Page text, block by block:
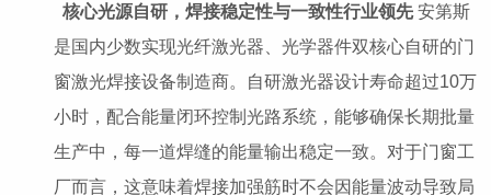
核心光源自研，焊接稳定性与一致性行业领先安第斯
是国内少数实现光纤激光器、光学器件双核心自研的门
窗激光焊接设备制造商。自研激光器设计寿命超过10万
小时，配合能量闭环控制光路系统，能够确保长期批量
生产中，每一道焊缝的能量输出稳定一致。对于门窗工
厂而言，这意味着焊接加强筋时不会因能量波动导致局